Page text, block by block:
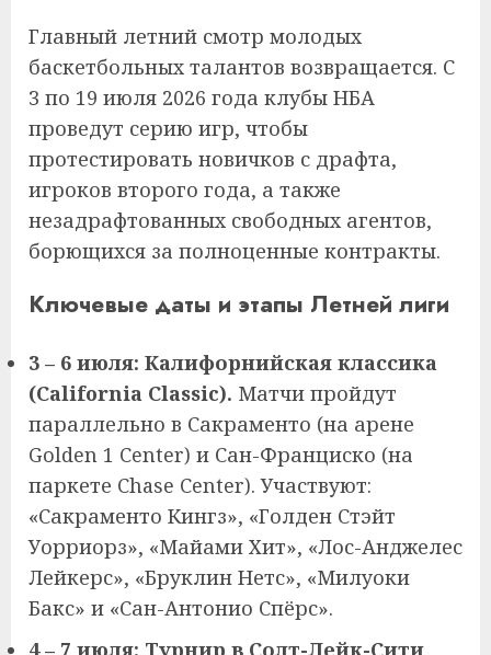
Главный летний смотр молодых
баскетбольных талантов возвращается. С
3 по 19 июля 2026 года клубы НБА
проведут серию игр, чтобы
протестировать новичков с драфта,
игроков второго года, а также
незадрафтованных свободных агентов,
борющихся за полноценные контракты.
Ключевые даты и этапы Летней лиги
3 – 6 июля: Калифорнийская классика
(California Classic). Матчи пройдут
параллельно в Сакраменто (на арене
Golden 1 Center) и Сан-Франциско (на
паркете Chase Center). Участвуют:
«Сакраменто Кингз», «Голден Стэйт
Уорриорз», «Майами Хит», «Лос-Анджелес
Лейкерс», «Бруклин Нетс», «Милуоки
Бакс» и «Сан-Антонио Спёрс».
4 – 7 июля: Турнир в Солт-Лейк-Сити